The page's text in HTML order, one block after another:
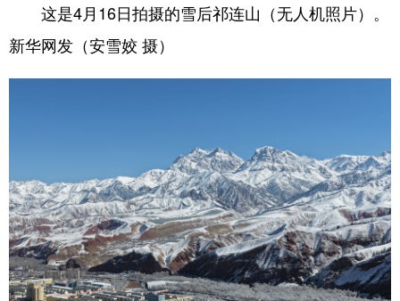
这是4月16日拍摄的雪后祁连山（无人机照片）。
新华网发（安雪姣 摄）